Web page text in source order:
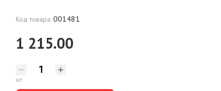
Код товара: 001481
1 215.00
шт